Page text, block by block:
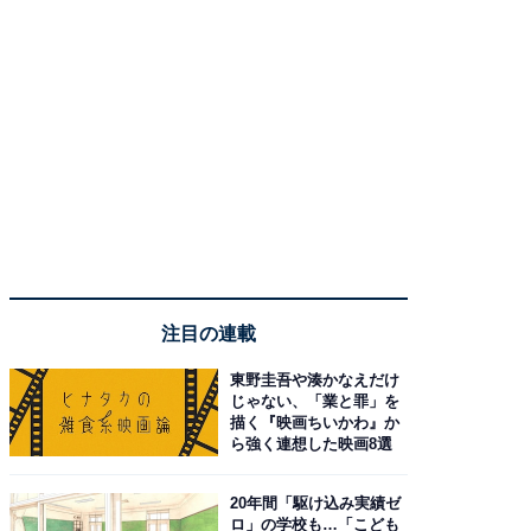
注目の連載
東野圭吾や湊かなえだけ
じゃない、「業と罪」を
描く『映画ちいかわ』か
ら強く連想した映画8選
20年間「駆け込み実績ゼ
ロ」の学校も…「こども